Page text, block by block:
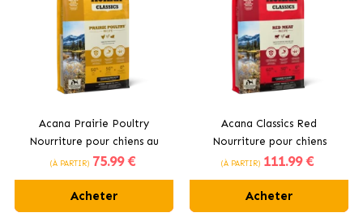
Acana Prairie Poultry
Nourriture pour chiens au
poulet frais
(À PARTIR) 75.99 €
Acheter
Acana Classics Red
Nourriture pour chiens
adultes au bœuf
(À PARTIR) 111.99 €
Acheter